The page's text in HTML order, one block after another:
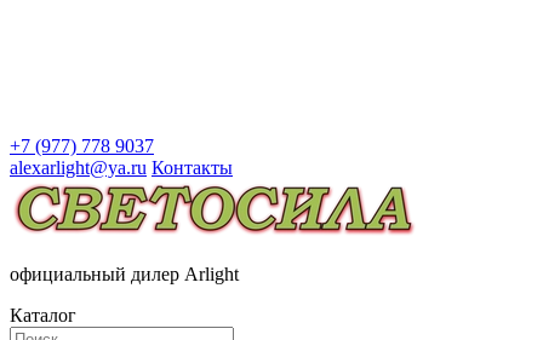
+7 (977) 778 9037
alexarlight@ya.ru Контакты
официальный дилер Arlight
Каталог